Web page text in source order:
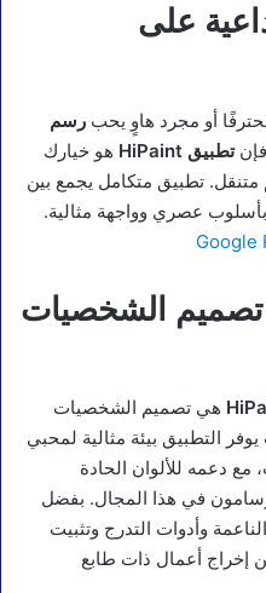
على
أو مجرد هاوٍ يحب رسم
فإنتطبيق HiPaint
هو خيارك
تطبيق متكامل يجمع بين
بأسلوب عصري وواجهة مثالية.
تصميم الشخصيات
هي تصميم الشخصيات
التطبيق بيئة مثالية لمحبي
مع دعمه للألوان الحادة
في هذا المجال. بفضل
وأدوات التدرج وتثبيت
إخراج أعمال ذات طابع